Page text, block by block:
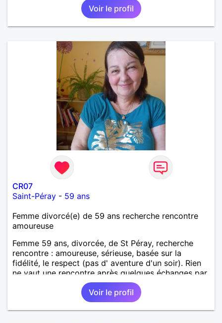
Voir le profil
CR07
Saint-Péray - 59 ans
Femme divorcé(e) de 59 ans recherche rencontre
amoureuse
Femme 59 ans, divorcée, de St Péray, recherche
rencontre : amoureuse, sérieuse, basée sur la
fidélité, le respect (pas d' aventure d'un soir). Rien
ne vaut une rencontre après quelques échanges par
messages pour savoir si il y a un feeling entre les
deux et le désir de se revoir. Au plaisir de se
Voir le profil